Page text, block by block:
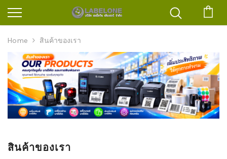
Home สินค้าของเรา
สินค้าของเรา